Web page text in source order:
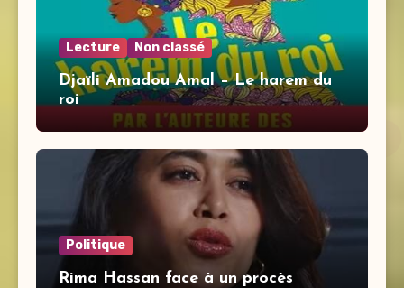
Lecture Non classé
Djaïli Amadou Amal – Le harem du
roi
Politique
Rima Hassan face à un procès